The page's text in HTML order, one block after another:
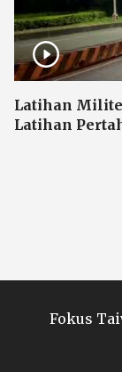
Latihan
Latihan
Fokus